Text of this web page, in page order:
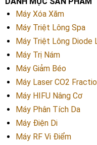
Máy Xóa Xăm
Máy Triệt Lông Spa
Máy Triệt Lông Diode
Máy Trị Nám
Máy Giảm Béo
Máy Laser CO2
Máy HIFU Nâng Cơ
Máy Phân Tích Da
Máy Điện Di
Máy RF Vi Điểm